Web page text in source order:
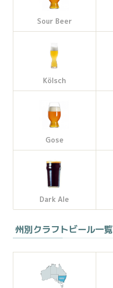
Sour Beer
Kölsch
Gose
Dark Ale
州別クラフトビール一覧